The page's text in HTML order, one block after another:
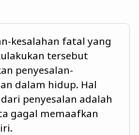
kesalahan fatal yang
tersebut
penyesalan-
dalam hidup. Hal
penyesalan adalah
gagal memaafkan